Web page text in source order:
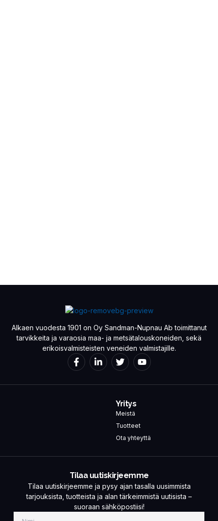
Alkaen vuodesta 1901 on Oy Sandman-Nupnau Ab toimittanut
tarvikkeita ja varaosia maa- ja metsätalouskoneiden, sekä
erikoisvalmisteisten veneiden valmistajille.
Yritys
Meistä
Tuotteet
Ota yhteyttä
Tilaa uutiskirjeemme
Tilaa uutiskirjeemme ja pysy ajan tasalla uusimmista
tarjouksista, tuotteista ja alan tärkeimmistä uutisista –
suoraan sähköpostiisi!